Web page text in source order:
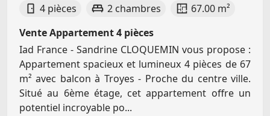
4 pièces 2 chambres
67.00 m²
Vente Appartement 4 pièces
Iad France - Sandrine CLOQUEMIN vous propose :
Appartement spacieux et lumineux 4 pièces de 67
m² avec balcon à Troyes - Proche du centre ville.
Situé au 6ème étage, cet appartement offre un
potentiel incroyable po...